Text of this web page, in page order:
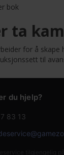
bok
ta
for å
til
du hjelp?
83 13